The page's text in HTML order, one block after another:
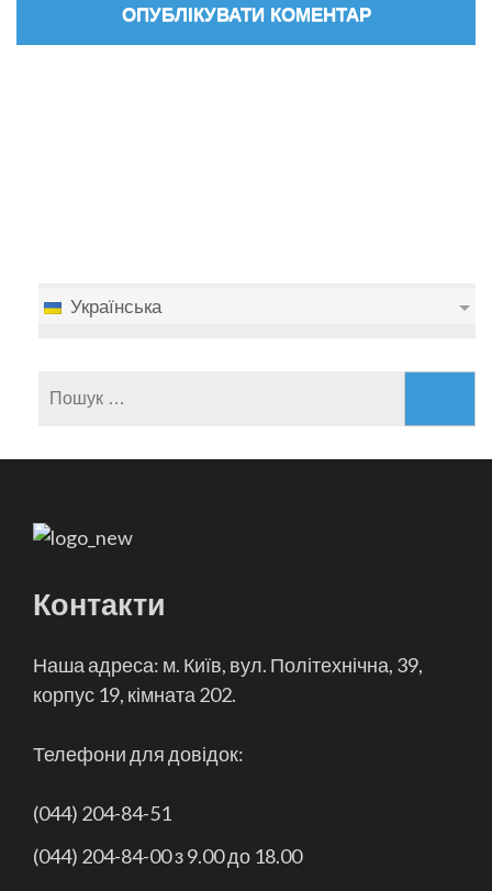
Українська
Контакти
Наша адреса: м. Київ, вул. Політехнічна, 39,
корпус 19, кімната 202.
Телефони для довідок:
(044) 204-84-51
(044) 204-84-00 з 9.00 до 18.00